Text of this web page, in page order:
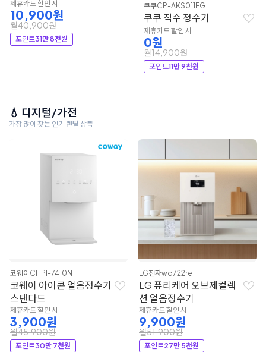
제휴카드 할인 시
10,900원
월40,900원
포인트31만 8천원
쿠쿠CP-AKS011EG
쿠쿠 직수 정수기
제휴카드 할인 시
0원
월14,900원
포인트11만 9천원
💧 디지털/가전
가장 많이 찾는 인기 렌탈 상품
코웨이 CHPI-7410N
코웨이 아이콘 얼음정수기
스탠다드
제휴카드 할인 시
3,900원
월45,900원
포인트30만 7천원
LG전자wd722re
LG 퓨리케어 오브제컬렉
션 얼음정수기
제휴카드 할인 시
9,900원
월51,900원
포인트27만 5천원